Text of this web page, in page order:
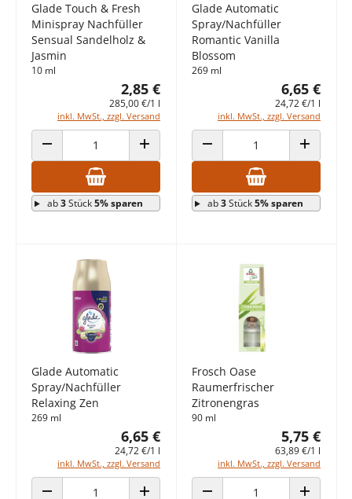
Glade Touch & Fresh
Minispray Nachfüller
Sensual Sandelholz &
Jasmin
10 ml
2,85 €
285,00 €/1 l
inkl. MwSt., zzgl. Versand
ANZAHL VERRINGERN ANZAHL ERHÖHEN
ab3Stück5% sparen
Glade Automatic
Spray/Nachfüller
Romantic Vanilla
Blossom
269 ml
6,65 €
24,72 €/1 l
inkl. MwSt., zzgl. Versand
ANZAHL VERRINGERN ANZAHL
ab3Stück5% sparen
Glade Automatic
Spray/Nachfüller
Relaxing Zen
269 ml
6,65 €
24,72 €/1 l
inkl. MwSt., zzgl. Versand
Frosch Oase
Raumerfrischer
Zitronengras
90 ml
5,75 €
63,89 €/1 l
inkl. MwSt., zzgl. Versand